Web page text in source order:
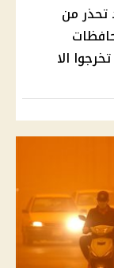
تحذر من
الا